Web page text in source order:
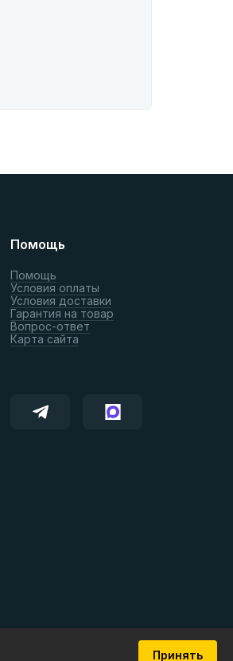
Помощь
Помощь
Условия оплаты
Условия доставки
Гарантия на товар
Вопрос-ответ
Карта сайта
Принять